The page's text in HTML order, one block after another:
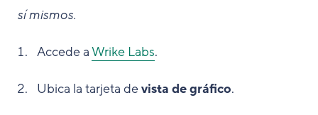
sí mismos.
Accede aWrike Labs.
Ubica la tarjeta devista de gráfico.